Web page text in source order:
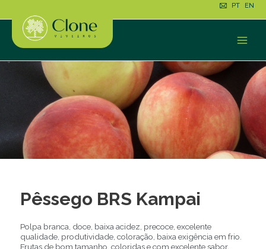
conteúdo
PT EN
Pêssego BRS Kampai
Polpa branca, doce, baixa acidez, precoce, excelente
qualidade, produtividade, coloração, baixa exigência em frio.
Frutas de bom tamanho, coloridas e com excelente sabor.